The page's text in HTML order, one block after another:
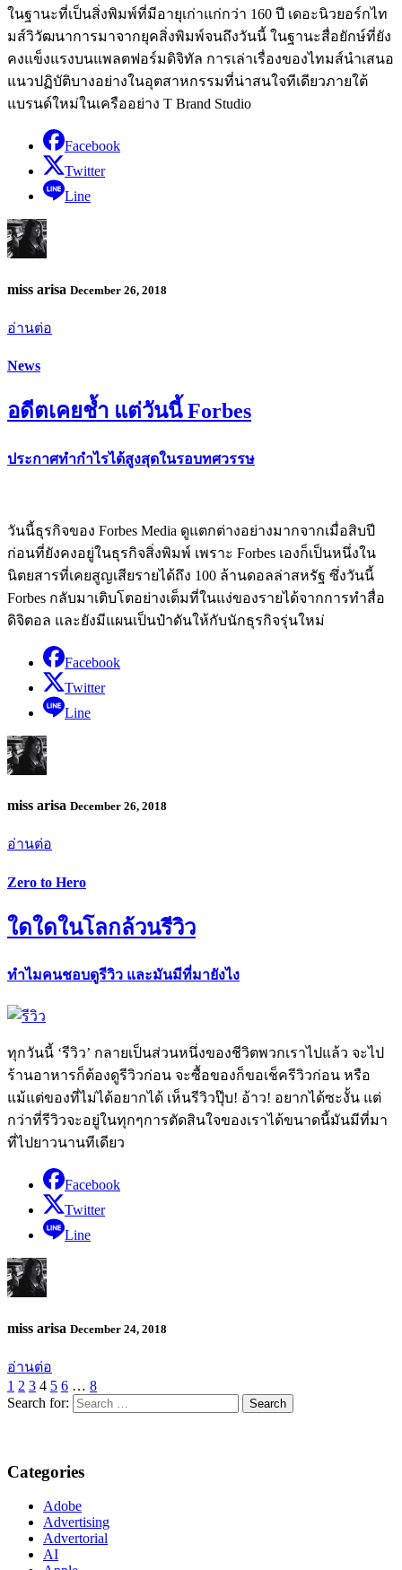
ในฐานะที่เป็นสิ่งพิมพ์ที่มีอายุเก่าแก่กว่า 160 ปี เดอะนิวยอร์กไท
มส์วิวัฒนาการมาจากยุคสิ่งพิมพ์จนถึงวันนี้ ในฐานะสื่อยักษ์ที่ยัง
คงแข็งแรงบนแพลตฟอร์มดิจิทัล การเล่าเรื่องของไทมส์นำเสนอ
แนวปฏิบัติบางอย่างในอุตสาหกรรมที่น่าสนใจทีเดียวภายใต้
แบรนด์ใหม่ในเครืออย่าง T Brand Studio
Facebook
Twitter
Line
miss arisa December 26, 2018
อ่านต่อ
News
อดีตเคยช้ำ แต่วันนี้ Forbes
ประกาศทำกำไรได้สูงสุดในรอบทศวรรษ
วันนี้ธุรกิจของ Forbes Media ดูแตกต่างอย่างมากจากเมื่อสิบปี
ก่อนที่ยังคงอยู่ในธุรกิจสิ่งพิมพ์ เพราะ Forbes เองก็เป็นหนึ่งใน
นิตยสารที่เคยสูญเสียรายได้ถึง 100 ล้านดอลล่าสหรัฐ ซึ่งวันนี้
Forbes กลับมาเติบโตอย่างเต็มที่ในแง่ของรายได้จากการทำสื่อ
ดิจิตอล และยังมีแผนเป็นป๋าดันให้กับนักธุรกิจรุ่นใหม่
Facebook
Twitter
Line
miss arisa December 26, 2018
อ่านต่อ
Zero to Hero
ใดใดในโลกล้วนรีวิว
ทำไมคนชอบดูรีวิว และมันมีที่มายังไง
ทุกวันนี้ ‘รีวิว’ กลายเป็นส่วนหนึ่งของชีวิตพวกเราไปแล้ว จะไป
ร้านอาหารก็ต้องดูรีวิวก่อน จะซื้อของก็ขอเช็ครีวิวก่อน หรือ
แม้แต่ของที่ไม่ได้อยากได้ เห็นรีวิวปุ๊บ! อ้าว! อยากได้ซะงั้น แต่
กว่าที่รีวิวจะอยู่ในทุกๆการตัดสินใจของเราได้ขนาดนี้มันมีที่มา
ที่ไปยาวนานทีเดียว
Facebook
Twitter
Line
miss arisa December 24, 2018
อ่านต่อ
1 2 3 4 5 6 … 8
Search for:
Categories
Adobe
Advertising
Advertorial
AI